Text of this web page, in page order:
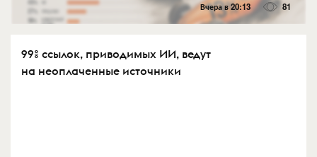
Вчера в 20:13 81
99% ссылок, приводимых ИИ, ведут
на неоплаченные источники